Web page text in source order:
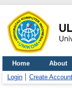
Home About
Login
Create Account